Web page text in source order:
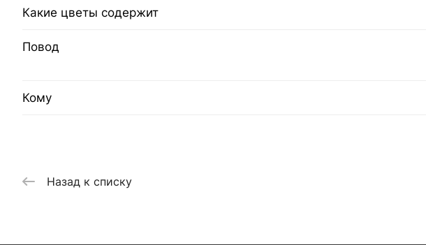
Какие цветы содержит
Повод
Кому
Назад к списку